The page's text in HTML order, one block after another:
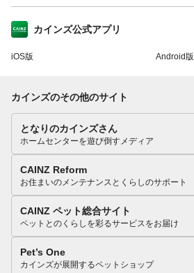
カインズ公式アプリ
iOS版 Android版
カインズのその他のサイト
となりのカインズさん
ホームセンターを遊び倒すメディア
CAINZ Reform
お住まいのメンテナンスとくらしのサポート
CAINZ ペット総合サイト
ペットとのくらしを彩るサービスをお届け
Pet’s One
カインズが展開するペットショップ